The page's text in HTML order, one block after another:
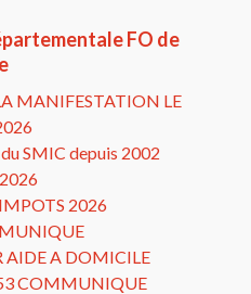
FO de
MANIFESTATION LE
SMIC depuis 2002
2026
AIDE A DOMICILE
COMMUNIQUE